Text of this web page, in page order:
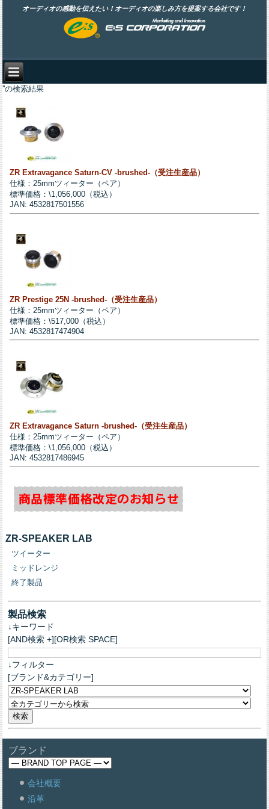
オーディオの感動を伝えたい！オーディオの楽しみ方を提案する会社です！
''の検索結果
ZR Extravagance Saturn-CV -brushed-（受注生産品）
仕様：25mmツィーター（ペア）
標準価格：\1,056,000（税込）
JAN: 4532817501556
ZR Prestige 25N -brushed-（受注生産品）
仕様：25mmツィーター（ペア）
標準価格：\517,000（税込）
JAN: 4532817474904
ZR Extravagance Saturn -brushed-（受注生産品）
仕様：25mmツィーター（ペア）
標準価格：\1,056,000（税込）
JAN: 4532817486945
ZR-SPEAKER LAB
ツイーター
ミッドレンジ
終了製品
製品検索
↓キーワード
[AND検索 +][OR検索 SPACE]
↓フィルター
[ブランド&カテゴリー]
ブランド
会社概要
沿革